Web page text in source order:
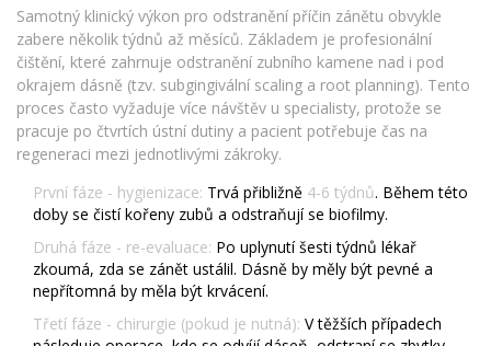
Samotný klinický výkon pro odstranění příčin zánětu obvykle
zabere několik týdnů až měsíců. Základem je profesionální
čištění, které zahrnuje odstranění zubního kamene nad i pod
okrajem dásně (tzv. subgingivální scaling a root planning). Tento
proces často vyžaduje více návštěv u specialisty, protože se
pracuje po čtvrtích ústní dutiny a pacient potřebuje čas na
regeneraci mezi jednotlivými zákroky.
První fáze - hygienizace: Trvá přibližně 4-6 týdnů. Během této
doby se čistí kořeny zubů a odstraňují se biofilmy.
Druhá fáze - re-evaluace: Po uplynutí šesti týdnů lékař
zkoumá, zda se zánět ustálil. Dásně by měly být pevné a
nepřítomná by měla být krvácení.
Třetí fáze - chirurgie (pokud je nutná): V těžších případech